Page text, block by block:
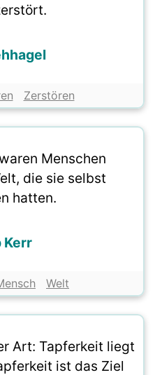
Zerstören
Menschen
die sie selbst
hatten.
Kerr
Welt
Art: Tapferkeit liegt
ist das Ziel